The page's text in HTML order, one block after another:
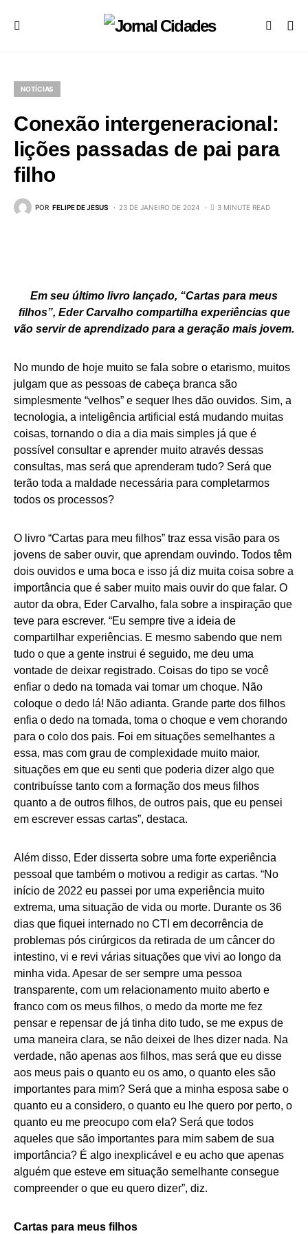
NOTÍCIAS
Conexão intergeneracional:
lições passadas de pai para
filho
POR FELIPE DE JESUS 23 DE JANEIRO DE 2024 3 MINUTE READ
Em seu último livro lançado, “Cartas para meus
filhos”, Eder Carvalho compartilha experiências que
vão servir de aprendizado para a geração mais jovem.
No mundo de hoje muito se fala sobre o etarismo, muitos
julgam que as pessoas de cabeça branca são
simplesmente “velhos” e sequer lhes dão ouvidos. Sim, a
tecnologia, a inteligência artificial está mudando muitas
coisas, tornando o dia a dia mais simples já que é
possível consultar e aprender muito através dessas
consultas, mas será que aprenderam tudo? Será que
terão toda a maldade necessária para completarmos
todos os processos?
O livro “Cartas para meu filhos” traz essa visão para os
jovens de saber ouvir, que aprendam ouvindo. Todos têm
dois ouvidos e uma boca e isso já diz muita coisa sobre a
importância que é saber muito mais ouvir do que falar. O
autor da obra, Eder Carvalho, fala sobre a inspiração que
teve para escrever. “Eu sempre tive a ideia de
compartilhar experiências. E mesmo sabendo que nem
tudo o que a gente instrui é seguido, me deu uma
vontade de deixar registrado. Coisas do tipo se você
enfiar o dedo na tomada vai tomar um choque. Não
coloque o dedo lá! Não adianta. Grande parte dos filhos
enfia o dedo na tomada, toma o choque e vem chorando
para o colo dos pais. Foi em situações semelhantes a
essa, mas com grau de complexidade muito maior,
situações em que eu senti que poderia dizer algo que
contribuísse tanto com a formação dos meus filhos
quanto a de outros filhos, de outros pais, que eu pensei
em escrever essas cartas”, destaca.
Além disso, Eder disserta sobre uma forte experiência
pessoal que também o motivou a redigir as cartas. “No
início de 2022 eu passei por uma experiência muito
extrema, uma situação de vida ou morte. Durante os 36
dias que fiquei internado no CTI em decorrência de
problemas pós cirúrgicos da retirada de um câncer do
intestino, vi e revi várias situações que vivi ao longo da
minha vida. Apesar de ser sempre uma pessoa
transparente, com um relacionamento muito aberto e
franco com os meus filhos, o medo da morte me fez
pensar e repensar de já tinha dito tudo, se me expus de
uma maneira clara, se não deixei de lhes dizer nada. Na
verdade, não apenas aos filhos, mas será que eu disse
aos meus pais o quanto eu os amo, o quanto eles são
importantes para mim? Será que a minha esposa sabe o
quanto eu a considero, o quanto eu lhe quero por perto, o
quanto eu me preocupo com ela? Será que todos
aqueles que são importantes para mim sabem de sua
importância? É algo inexplicável e eu acho que apenas
alguém que esteve em situação semelhante consegue
compreender o que eu quero dizer”, diz.
Cartas para meus filhos